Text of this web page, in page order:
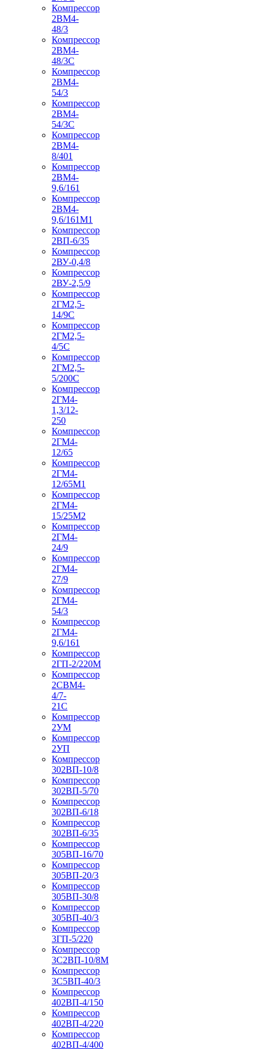
Компрессор
2ВМ4-
48/3
Компрессор
2ВМ4-
48/3С
Компрессор
2ВМ4-
54/3
Компрессор
2ВМ4-
54/3С
Компрессор
2ВМ4-
8/401
Компрессор
2ВМ4-
9,6/161
Компрессор
2ВМ4-
9,6/161М1
Компрессор
2ВП-6/35
Компрессор
2ВУ-0,4/8
Компрессор
2ВУ-2,5/9
Компрессор
2ГМ2,5-
14/9С
Компрессор
2ГМ2,5-
4/5С
Компрессор
2ГМ2,5-
5/200С
Компрессор
2ГМ4-
1,3/12-
250
Компрессор
2ГМ4-
12/65
Компрессор
2ГМ4-
12/65М1
Компрессор
2ГМ4-
15/25М2
Компрессор
2ГМ4-
24/9
Компрессор
2ГМ4-
27/9
Компрессор
2ГМ4-
54/3
Компрессор
2ГМ4-
9,6/161
Компрессор
2ГП-2/220М
Компрессор
2СВМ4-
4/7-
21С
Компрессор
2УМ
Компрессор
2УП
Компрессор
302ВП-10/8
Компрессор
302ВП-5/70
Компрессор
302ВП-6/18
Компрессор
302ВП-6/35
Компрессор
305ВП-16/70
Компрессор
305ВП-20/3
Компрессор
305ВП-30/8
Компрессор
305ВП-40/3
Компрессор
3ГП-5/220
Компрессор
3С2ВП-10/8М
Компрессор
3С5ВП-40/3
Компрессор
402ВП-4/150
Компрессор
402ВП-4/220
Компрессор
402ВП-4/400